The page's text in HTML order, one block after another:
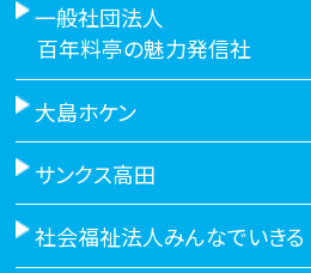
一般社団法人
百年料亭の魅力発信社
大島ホケン
サンクス高田
社会福祉法人みんなでいきる